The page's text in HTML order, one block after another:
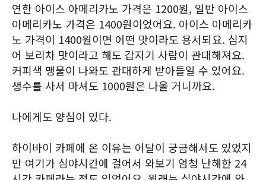
연한 아이스 아메리카노 가격은 1200원, 일반 아이스
아메리카노 가격은 1400원이었어요. 아이스 아메리카
노 가격이 1400원이면 어떤 맛이라도 용서되요. 심지
어 보리차 맛이라고 해도 갑자기 사람이 관대해져요.
커피색 맹물이 나와도 관대하게 받아들일 수 있어요.
생수를 사서 마셔도 1000원은 나올 거니까요.
나에게도 양심이 있다.
하이바이 카페에 온 이유는 어달이 궁금해서도 있었지
만 여기가 심야시간에 걸어서 와보기 엄청 난해한 24